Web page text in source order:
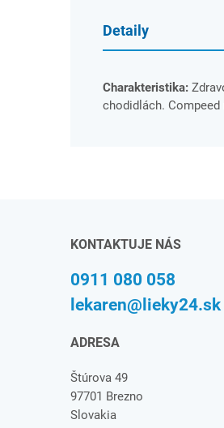
Detaily
Charakteristika:
chodidlách.
KONTAKTUJE NÁS
0911 080 058
lekaren@lieky24.sk
ADRESA
Štúrova 49
97701 Brezno
Slovakia